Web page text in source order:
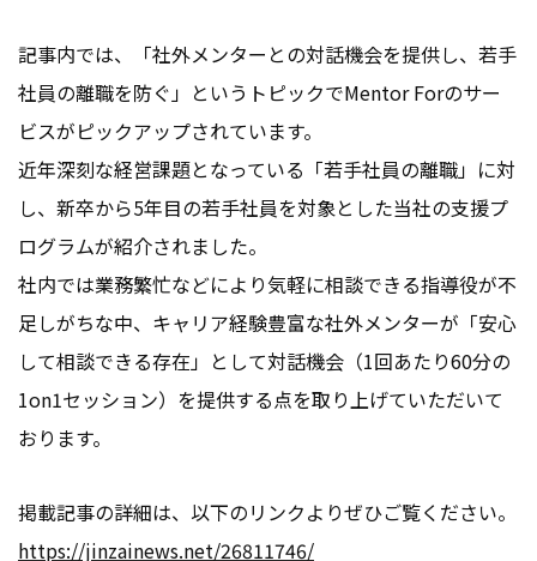
お役立ち資料
記事内では、「社外メンターとの対話機会を提供し、若手
社員の離職を防ぐ」というトピックでMentor Forのサー
ビスがピックアップされています。
近年深刻な経営課題となっている「若手社員の離職」に対
し、新卒から5年目の若手社員を対象とした当社の支援プ
ログラムが紹介されました。
社内では業務繁忙などにより気軽に相談できる指導役が不
足しがちな中、キャリア経験豊富な社外メンターが「安心
して相談できる存在」として対話機会（1回あたり60分の
1on1セッション）を提供する点を取り上げていただいて
おります。
掲載記事の詳細は、以下のリンクよりぜひご覧ください。
https://jinzainews.net/26811746/